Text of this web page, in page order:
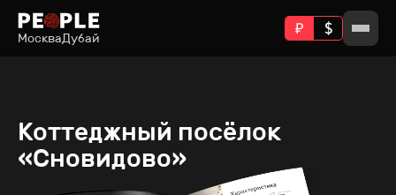
МоскваДубай
Коттеджный посёлок
«Сновидово»